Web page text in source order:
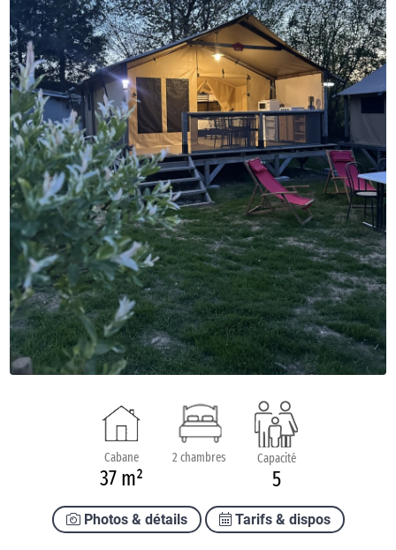
Cabane
37 m²
2 chambres Capacité
5
Photos & détails Tarifs & dispos